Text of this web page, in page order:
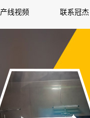
产线视频 联系冠杰